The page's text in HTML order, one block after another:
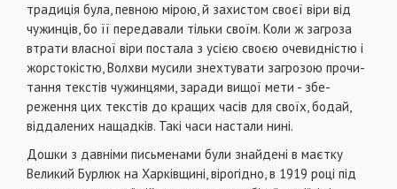
традиція була, певною мі­рою, й захистом своєї віри від
чужинців, бо її пере­давали тільки своїм. Коли ж загроза
втрати власної віри постала з усією своєю очевидністю і
жорсто­кістю, Волхви мусили знехтувати загрозою прочи­
тання текстів чужинцями, заради вищої мети - збе­
реження цих текстів до кращих часів для своїх, бо­дай,
віддалених нащадків. Такі часи настали нині.
Дошки з давніми письменами були знайдені в маєтку
Великий Бурлюк на Харківщині, віро­гідно, в 1919 році під